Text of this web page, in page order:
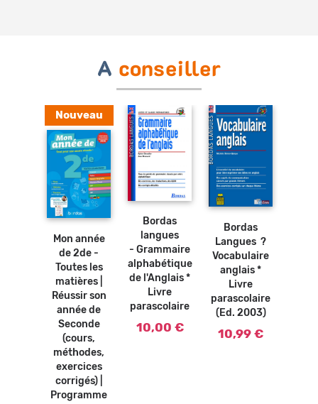
A conseiller
Nouveau
Ajouter
au
Mon année
de 2de -
Toutes les
matières |
Réussir son
année de
Seconde
(cours,
méthodes,
exercices
corrigés) |
Programme
Ajouter
au
Bordas
langues
- Grammaire
alphabétique
de l'Anglais *
Livre
parascolaire
10,00 €
au
Bordas
Langues ?
Vocabulaire
anglais *
Livre
parascolaire
(Ed. 2003)
10,99 €